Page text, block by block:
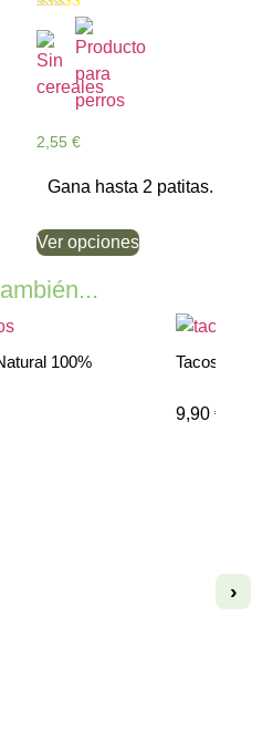
Valorado con
5.00
de 5
2,55 €
Gana hasta 2 patitas.
Ver opciones
Perros
›